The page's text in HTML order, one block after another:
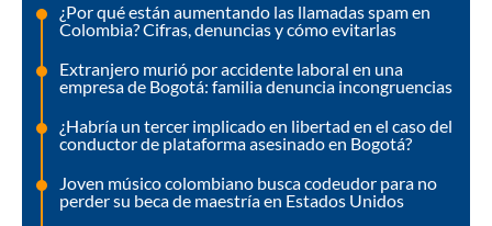
¿Por qué están aumentando las llamadas spam en
Colombia? Cifras, denuncias y cómo evitarlas
Extranjero murió por accidente laboral en una
empresa de Bogotá: familia denuncia incongruencias
¿Habría un tercer implicado en libertad en el caso del
conductor de plataforma asesinado en Bogotá?
Joven músico colombiano busca codeudor para no
perder su beca de maestría en Estados Unidos